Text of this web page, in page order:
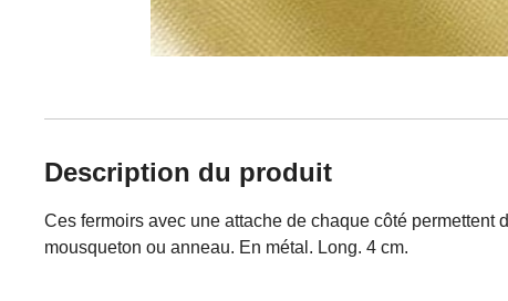
Description du produit
Ces fermoirs avec une attache de chaque côté
mousqueton ou anneau. En métal. Long. 4 cm.